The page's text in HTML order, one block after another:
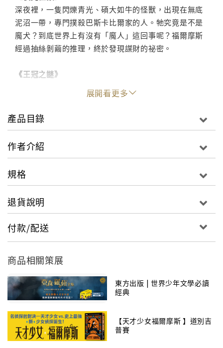
深夜裡，一隻閃爍青光、碩大如牛的怪獸，出現在無底
泥沼一帶，專門撲殺巴斯卡比爾家的人。牠究竟是不是
魔犬？到底世界上有沒有「魔人」這回事呢？福爾摩斯
經過抽絲剝繭的推理，終於發現謀財的祕密。
《王冠之謎》
鑲在英國女王王冠上的瑪莎琳鑽石離奇失蹤了，從女王
到各部大臣都很焦急。這個消息一旦傳出去，皇室將顏
面盡失。內閣祕密調查局局長礙於身分敏感，不好親自
查辦，只好委託他的弟弟福爾摩斯。誰有那樣的能耐竊
爾摩斯接辦這個案子，用機械人，巧妙的完成了一齣移
一個義大利年輕人加入紅圈會幫會，結婚後他想脫離幫
會，便帶著妻子到美國過新生活，義大利的幫派分子卻
追蹤而來，以他叛逃為由，要脅他必須付支付一大筆錢
作為交換，為了不讓妻子陷入危境，他和妻子分租一條
街的對面二樓兩棟屋子，以閃光做為暗號，進行溝
通…………
《恐怖谷》
另一樁命案的通知，死者竟然和密碼信發信人有相當淵
源。這樁命案不僅牽扯出跨國際的犯罪集團首腦莫連基
展開看更多
產品目錄
作者介紹
規格
退貨說明
付款/配送
商品相關策展
東方出版 | 世界少年文學必讀
經典
【天才少女福爾摩斯 】道別吉
普賽